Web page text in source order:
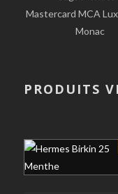
Mastercard MCA
Monac
PRODUITS